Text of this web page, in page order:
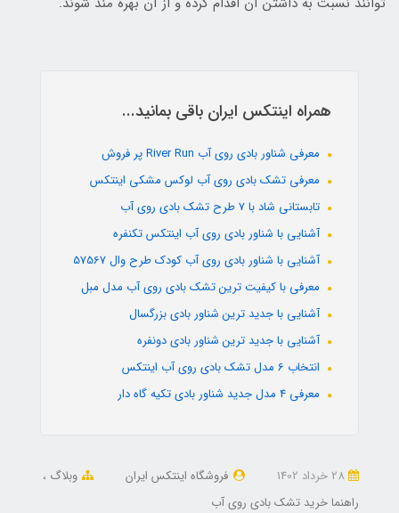
همراه اینتکس ایران باقی بمانید...
معرفی شناور بادی روی آب River Run پر فروش
معرفی تشک بادی روی آب لوکس مشکی اینتکس
تابستانی شاد با 7 طرح تشک بادی روی آب
آشنایی با شناور بادی روی آب اینتکس تکنفره
آشنایی با شناور بادی روی آب کودک طرح وال 57567
معرفی با کیفیت ترین تشک بادی روی آب مدل مبل
آشنایی با جدید ترین شناور بادی بزرگسال
آشنایی با جدید ترین شناور بادی دونفره
انتخاب 6 مدل تشک بادی روی آب اینتکس
معرفی 4 مدل جدید شناور بادی تکیه گاه دار
فروشگاه اینتکس ایران
وبلاگ
راهنما خرید تشک بادی روی آب